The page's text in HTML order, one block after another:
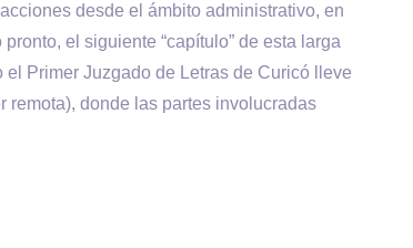
desde el ámbito administrativo, en
el siguiente “capítulo” de esta larga
Primer Juzgado de Letras de Curicó lleve
donde las partes involucradas